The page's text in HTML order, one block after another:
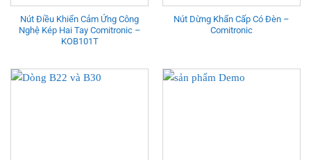
Nút Điều Khiển Cảm Ứng Công
Nghệ Kép Hai Tay Comitronic –
KOB101T
Nút Dừng Khẩn Cấp Có Đèn –
Comitronic